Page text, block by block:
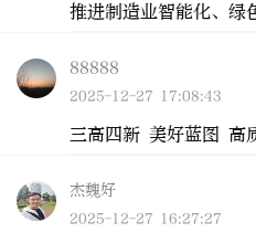
推进制造业智能化、绿
88888
2025-12-27 17:08:43
三高四新 美好蓝图 高
杰魏好
2025-12-27 16:27:27